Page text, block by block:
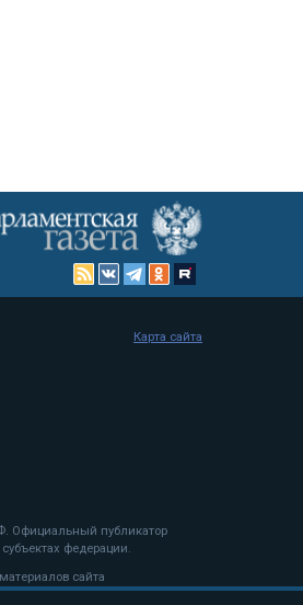
Официальный публикатор
федерации.
сайта
Карта сайта